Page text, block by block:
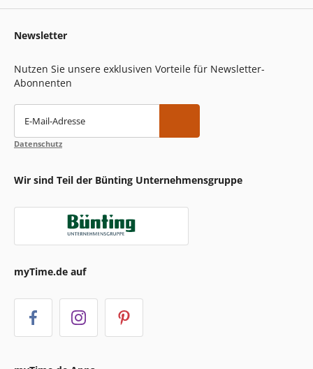
Newsletter
Nutzen Sie unsere exklusiven Vorteile für Newsletter-
Abonnenten
E-Mail-Adresse
Datenschutz
Wir sind Teil der Bünting Unternehmensgruppe
myTime.de auf